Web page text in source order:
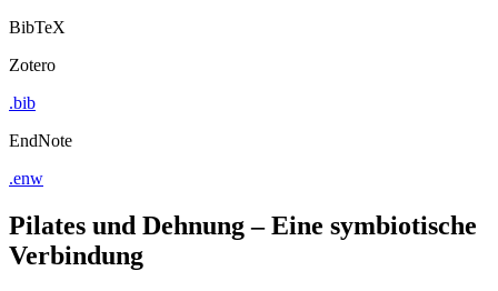
BibTeX
Zotero
.bib
EndNote
.enw
Pilates und Dehnung – Eine symbiotische
Verbindung